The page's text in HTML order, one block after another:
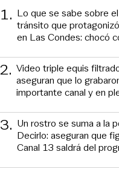
1. Lo que se sabe sobre
tránsito que
en Las Condes: chocó
2. Video triple equis
aseguran que lo
importante canal y en
3. Un rostro se suma a la
Decirlo: aseguran que
Canal 13 saldrá del